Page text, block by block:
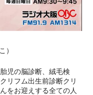
）
児の脳診断、絨毛検
リフム出生前診断クリ
をお迎えする全ての人